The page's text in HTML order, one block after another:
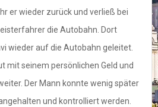
er wieder zurück und verließ bei
die Autobahn. Dort
wieder auf die Autobahn geleitet.
mit seinem persönlichen Geld und
Der Mann konnte wenig später
und kontrolliert werden.